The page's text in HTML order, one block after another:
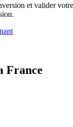
et valider
France